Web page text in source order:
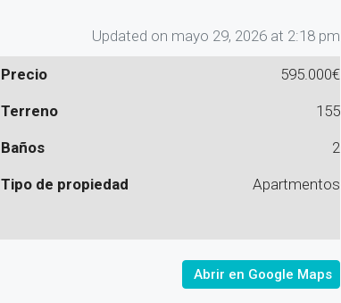
Updated on mayo 29, 2026 at 2:18 pm
Precio 595.000€
Terreno 155
Baños 2
Tipo de propiedad Apartmentos
Abrir en Google Maps